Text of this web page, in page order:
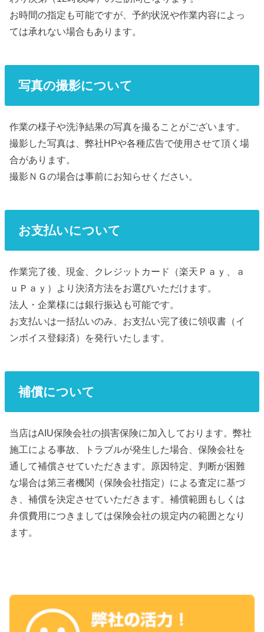
お時間の指定も可能ですが、予約状況や作業内容によっ
ては承れない場合もあります。
写真の撮影について
作業の様子や洗浄結果の写真を撮ることがございます。
撮影した写真は、弊社HPや各種広告で使用させて頂く場
合があります。
撮影ＮＧの場合は事前にお知らせください。
お支払いについて
作業完了後、現金、クレジットカード（楽天Ｐａｙ、ａ
ｕＰａｙ）より決済方法をお選びいただけます。
法人・企業様には銀行振込も可能です。
お支払いは一括払いのみ、お支払い完了後に領収書（イ
ンボイス登録済）を発行いたします。
補償について
当店はAIU保険会社の損害保険に加入しております。弊社
施工による事故、トラブルが発生した場合、保険会社を
通して補償させていただきます。原因特定、判断が困難
な場合は第三者機関（保険会社指定）による査定に基づ
き、補償を決定させていただきます。補償範囲もしくは
弁償費用につきましては保険会社の規定内の範囲となり
ます。